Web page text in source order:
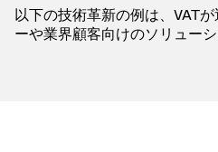
以下の技術革新の例は、VAT
ーや業界顧客向けのソリュー